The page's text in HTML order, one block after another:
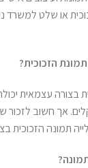
או שלט למשרד
הזכוכית?
בצורה עצמאית
אך חשוב לזכור
תמונה הזכוכית
?